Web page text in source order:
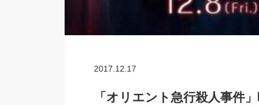
2017.12.17
「オリエント急行殺人事件